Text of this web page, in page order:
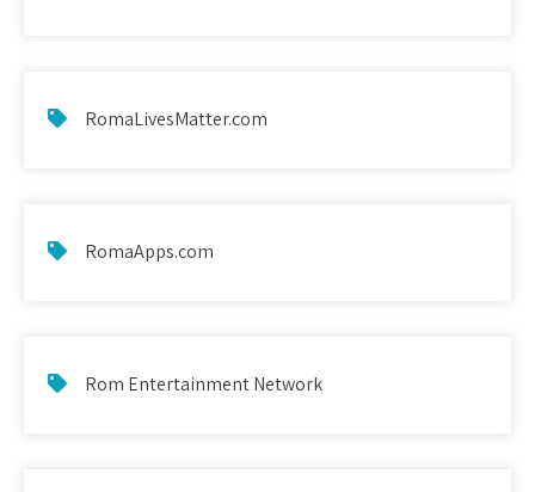
RomaLivesMatter.com
RomaApps.com
Rom Entertainment Network